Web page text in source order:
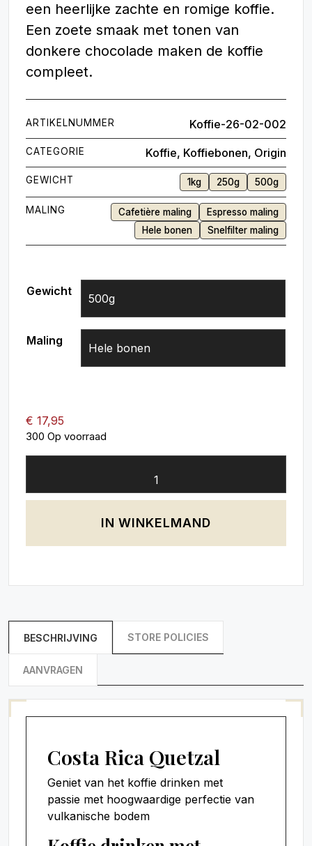
een heerlijke zachte en romige koffie.
Een zoete smaak met tonen van
donkere chocolade maken de koffie
compleet.
ARTIKELNUMMER Koffie-26-02-002
CATEGORIE Koffie, Koffiebonen, Origin
GEWICHT 1kg 250g 500g
MALING Cafetière maling
Espresso maling
Hele bonen
Snelfilter maling
Gewicht
Maling
€ 17,95
300 Op voorraad
IN WINKELMAND
BESCHRIJVING STORE POLICIES
AANVRAGEN
Costa Rica Quetzal
Geniet van het koffie drinken met
passie met hoogwaardige perfectie van
vulkanische bodem